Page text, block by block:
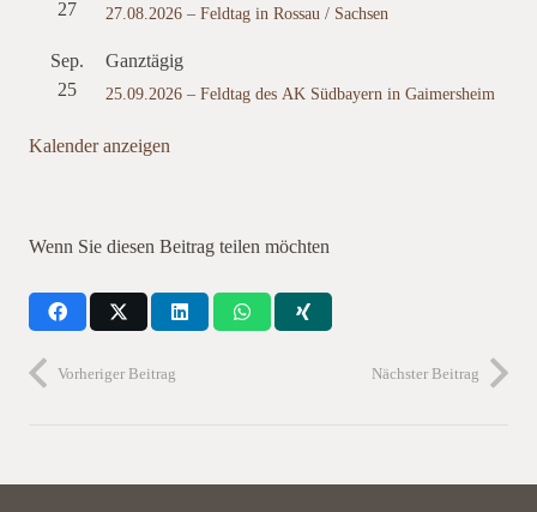
27
27.08.2026 – Feldtag in Rossau / Sachsen
Sep.
25
Ganztägig
25.09.2026 – Feldtag des AK Südbayern in Gaimersheim
Kalender anzeigen
Wenn Sie diesen Beitrag teilen möchten
Vorheriger Beitrag Nächster Beitrag